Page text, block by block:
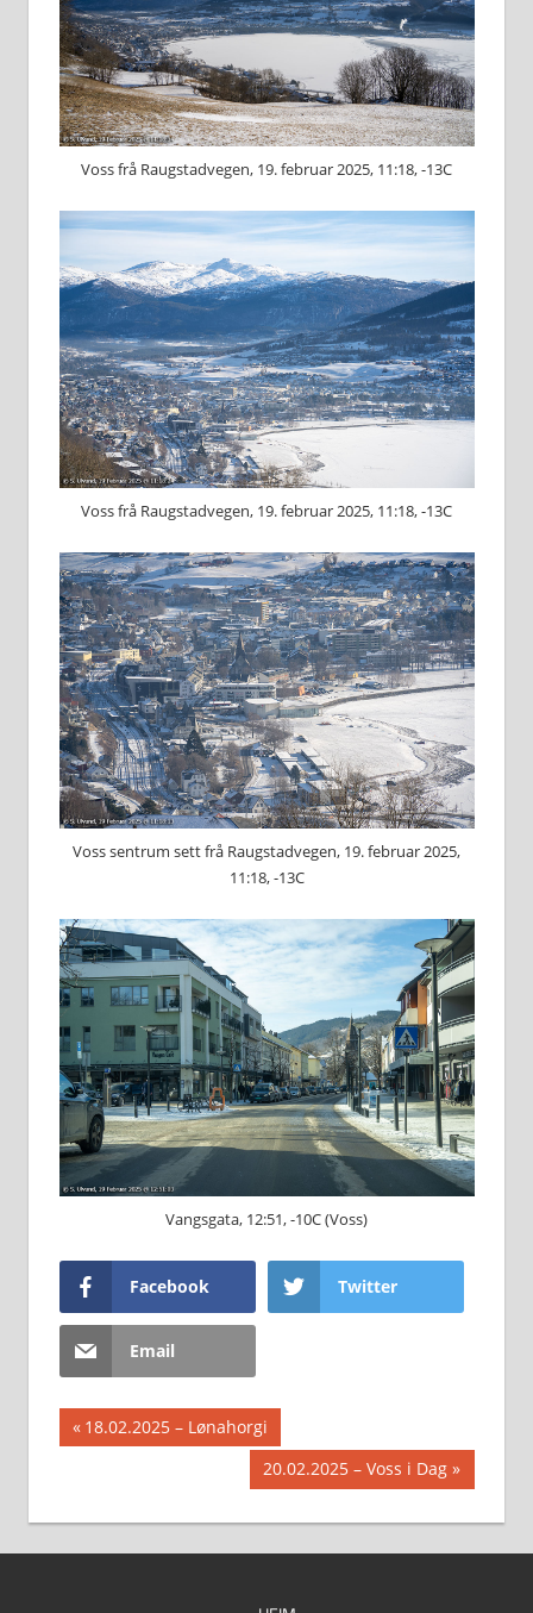
Voss frå Raugstadvegen, 19. februar 2025, 11:18, -13C
Voss frå Raugstadvegen, 19. februar 2025, 11:18, -13C
Voss sentrum sett frå Raugstadvegen, 19. februar 2025,
11:18, -13C
Vangsgata, 12:51, -10C (Voss)
Facebook Twitter
Email
Innleggsnavigasjon
Previous
Post:
18.02.2025 – Lønahorgi
Next
Post:
20.02.2025 – Voss i Dag